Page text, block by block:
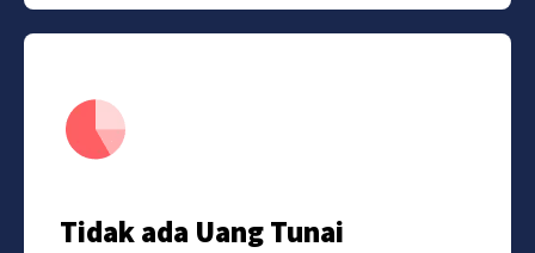
Tidak ada Uang Tunai